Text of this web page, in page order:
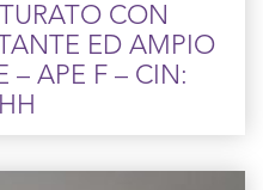
ED AMPIO
– APE F – CIN: